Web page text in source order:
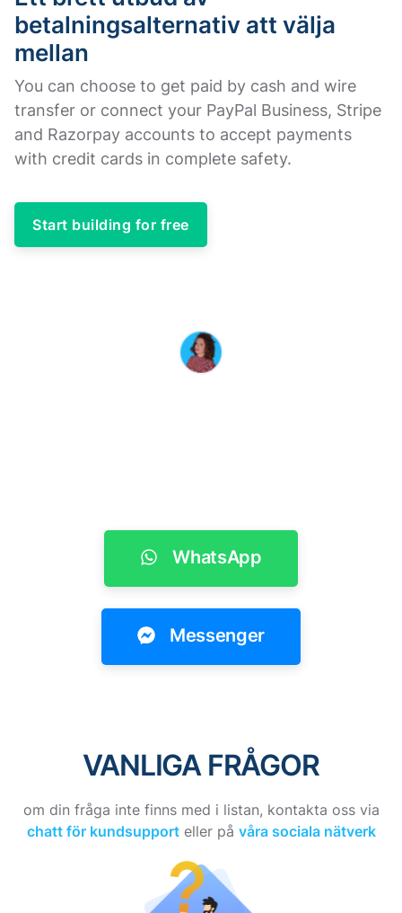
betalningsalternativ att välja
mellan
You can choose to get paid by cash and wire
transfer or connect your PayPal Business, Stripe
and Razorpay accounts to accept payments
with credit cards in complete safety.
Start building for free
WhatsApp
Messenger
VANLIGA FRÅGOR
om din fråga inte finns med i listan, kontakta oss via
chatt för kundsupporteller på våra sociala nätverk